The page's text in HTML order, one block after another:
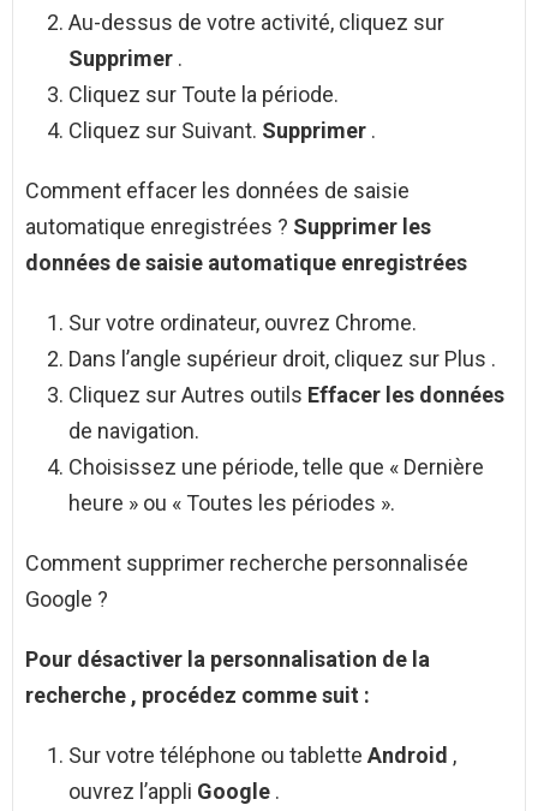
Au-dessus de votre activité, cliquez sur
Supprimer .
Cliquez sur Toute la période.
Cliquez sur Suivant. Supprimer .
Comment effacer les données de saisie
automatique enregistrées ? Supprimer les
données de saisie automatique enregistrées
Sur votre ordinateur, ouvrez Chrome.
Dans l’angle supérieur droit, cliquez sur Plus .
Cliquez sur Autres outils Effacer les données
de navigation.
Choisissez une période, telle que « Dernière
heure » ou « Toutes les périodes ».
Comment supprimer recherche personnalisée
Google ?
Pour désactiver la personnalisation de la
recherche , procédez comme suit :
Sur votre téléphone ou tablette Android ,
ouvrez l’appli Google .